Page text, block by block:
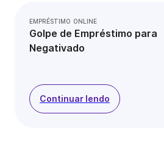
EMPRÉSTIMO ONLINE
Golpe de Empréstimo para
Negativado
Continuar lendo